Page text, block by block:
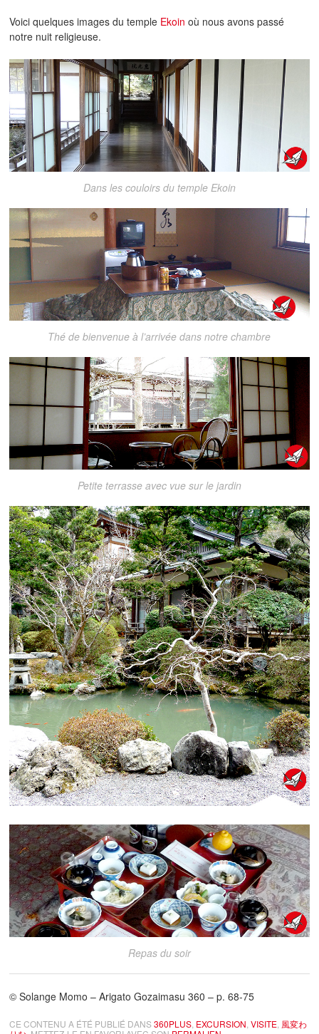
Voici quelques images du temple Ekoin où nous avons passé
notre nuit religieuse.
Dans les couloirs du temple Ekoin
Thé de bienvenue à l’arrivée dans notre chambre
Petite terrasse avec vue sur le jardin
Repas du soir
© Solange Momo – Arigato Gozaimasu 360 – p. 68-75
CE CONTENU A ÉTÉ PUBLIÉ DANS360PLUS EXCURSION ,VISITE 風変わ